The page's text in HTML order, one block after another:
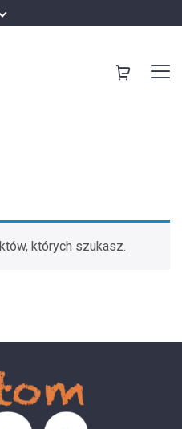
których szukasz.